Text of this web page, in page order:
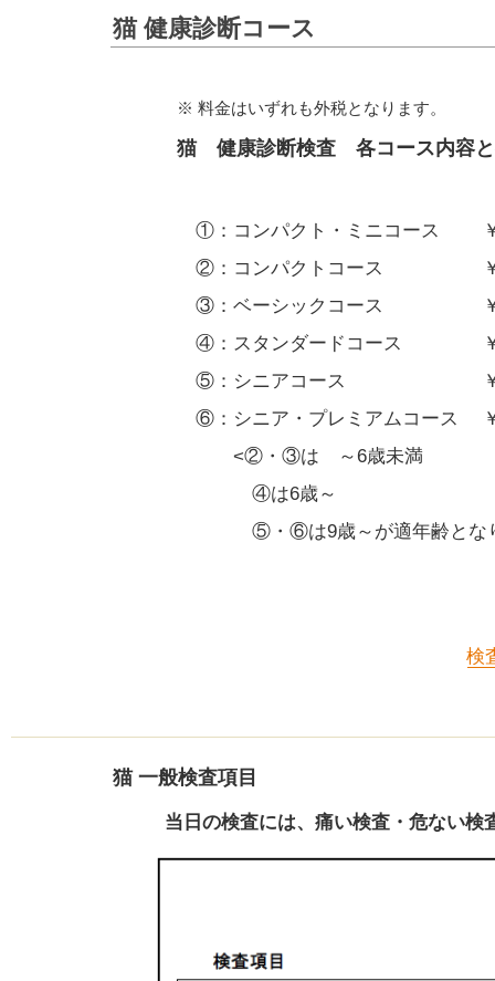
猫 健康診断コース
※ 料金はいずれも外税となります。
猫 健康診断検査 各コース内容
①：コンパクト・ミニコース
②：コンパクトコース ￥
③：ベーシックコース ￥
④：スタンダードコース ￥
⑤：シニアコース ￥
⑥：シニア・プレミアムコース
<②・③は ～6歳未満
④は6歳～
⑤・⑥は9歳～が適年齢とな
検
猫 一般検査項目
当日の検査には、痛い検査・危ない検査・